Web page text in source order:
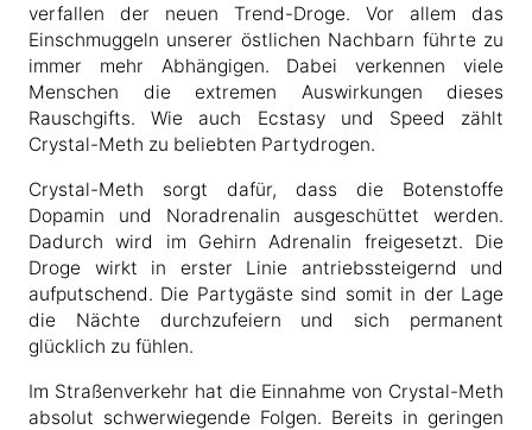
verfallen der neuen Trend-Droge. Vor allem das
Einschmuggeln unserer östlichen Nachbarn führte zu
immer mehr Abhängigen. Dabei verkennen viele
Menschen die extremen Auswirkungen dieses
Rauschgifts. Wie auch Ecstasy und Speed zählt
Crystal-Meth zu beliebten Partydrogen.
Crystal-Meth sorgt dafür, dass die Botenstoffe
Dopamin und Noradrenalin ausgeschüttet werden.
Dadurch wird im Gehirn Adrenalin freigesetzt. Die
Droge wirkt in erster Linie antriebssteigernd und
aufputschend. Die Partygäste sind somit in der Lage
die Nächte durchzufeiern und sich permanent
glücklich zu fühlen.
Im Straßenverkehr hat die Einnahme von Crystal-Meth
absolut schwerwiegende Folgen. Bereits in geringen